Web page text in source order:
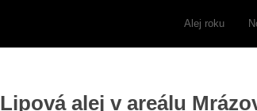
Alej roku
Lipová alej v areálu